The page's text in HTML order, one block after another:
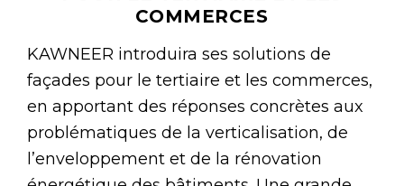
COMMERCES
KAWNEER introduira ses solutions de
façades pour le tertiaire et les commerces,
en apportant des réponses concrètes aux
problématiques de la verticalisation, de
l’enveloppement et de la rénovation